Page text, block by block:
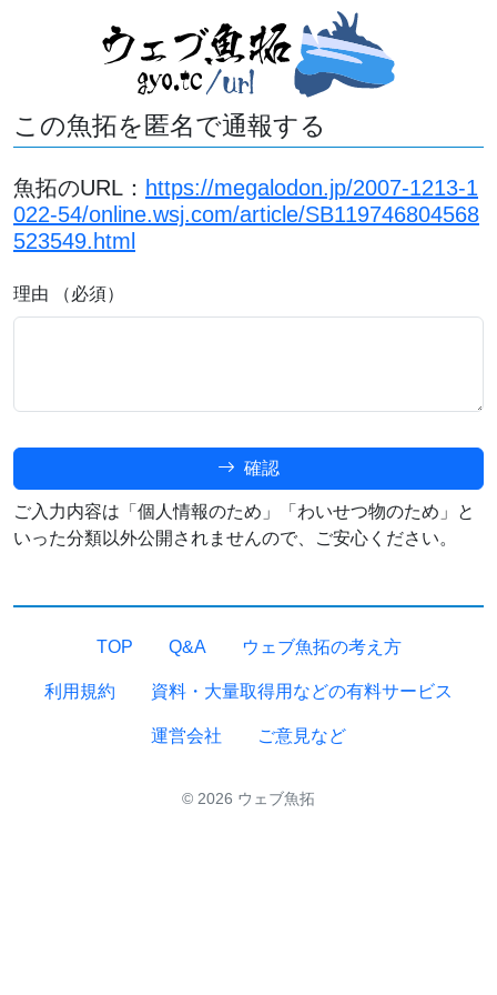
この魚拓を匿名で通報する
魚拓のURL： https://megalodon.jp/2007-1213-1
022-54/online.wsj.com/article/SB119746804568
523549.html
理由 （必須）
確認
ご入力内容は「個人情報のため」「わいせつ物のため」と
いった分類以外公開されませんので、ご安心ください。
TOP Q&A ウェブ魚拓の考え方
利用規約 資料・大量取得用などの有料サービス
運営会社 ご意見など
© 2026 ウェブ魚拓